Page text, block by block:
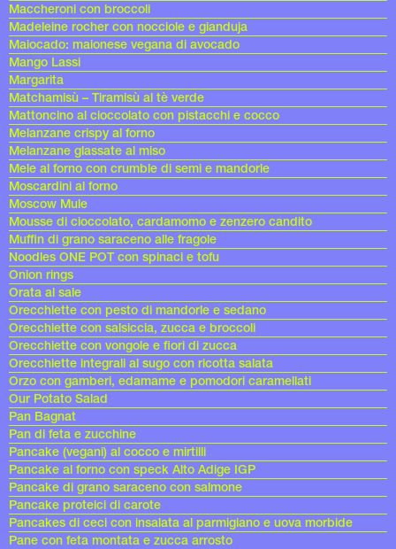
Maccheroni con broccoli
Madeleine rocher con nocciole e gianduja
Maiocado: maionese vegana di avocado
Mango Lassi
Margarita
Matchamisù – Tiramisù al tè verde
Mattoncino al cioccolato con pistacchi e cocco
Melanzane crispy al forno
Melanzane glassate al miso
Mele al forno con crumble di semi e mandorle
Moscardini al forno
Moscow Mule
Mousse di cioccolato, cardamomo e zenzero candito
Muffin di grano saraceno alle fragole
Noodles ONE POT con spinaci e tofu
Onion rings
Orata al sale
Orecchiette con pesto di mandorle e sedano
Orecchiette con salsiccia, zucca e broccoli
Orecchiette con vongole e fiori di zucca
Orecchiette integrali al sugo con ricotta salata
Orzo con gamberi, edamame e pomodori caramellati
Our Potato Salad
Pan Bagnat
Pan di feta e zucchine
Pancake (vegani) al cocco e mirtilli
Pancake al forno con speck Alto Adige IGP
Pancake di grano saraceno con salmone
Pancake proteici di carote
Pancakes di ceci con insalata al parmigiano e uova morbide
Pane con feta montata e zucca arrosto